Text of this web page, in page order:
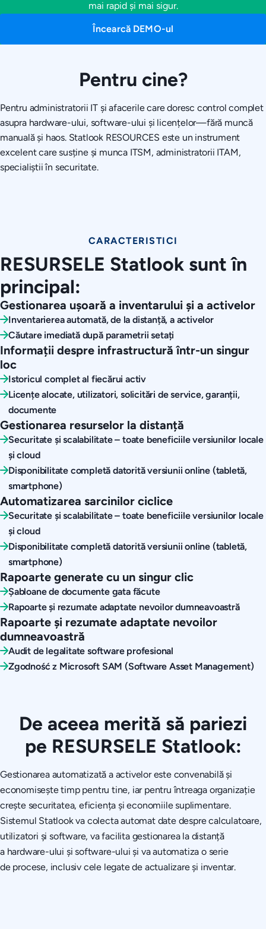
mai rapid și mai sigur.
Încearcă DEMO-ul
Pentru cine?
Pentru administratorii IT și afacerile care doresc control complet
asupra hardware-ului, software-ului și licențelor—fără muncă
manuală și haos. Statlook RESOURCES este un instrument
excelent care susține și munca ITSM, administratorii ITAM,
specialiștii în securitate.
CARACTERISTICI
RESURSELE Statlook sunt în
principal:
Gestionarea ușoară a inventarului și a activelor
Inventarierea automată, de la distanță, a activelor
Căutare imediată după parametrii setați
Informații despre infrastructură într-un singur
loc
Istoricul complet al fiecărui activ
Licențe alocate, utilizatori, solicitări de service, garanții,
documente
Gestionarea resurselor la distanță
Securitate și scalabilitate – toate beneficiile versiunilor locale
și cloud
Disponibilitate completă datorită versiunii online (tabletă,
smartphone)
Automatizarea sarcinilor ciclice
Securitate și scalabilitate – toate beneficiile versiunilor locale
și cloud
Disponibilitate completă datorită versiunii online (tabletă,
smartphone)
Rapoarte generate cu un singur clic
Șabloane de documente gata făcute
Rapoarte și rezumate adaptate nevoilor dumneavoastră
Rapoarte și rezumate adaptate nevoilor
dumneavoastră
Audit de legalitate software profesional
Zgodność z Microsoft SAM (Software Asset Management)
De aceea merită să pariezi
pe RESURSELE Statlook:
Gestionarea automatizată a activelor este convenabilă și
economisește timp pentru tine, iar pentru întreaga organizație
crește securitatea, eficiența și economiile suplimentare.
Sistemul Statlook va colecta automat date despre calculatoare,
utilizatori și software, va facilita gestionarea la distanță
a hardware-ului și software-ului și va automatiza o serie
de procese, inclusiv cele legate de actualizare și inventar.